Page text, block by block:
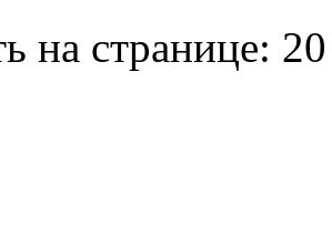
на странице: 20